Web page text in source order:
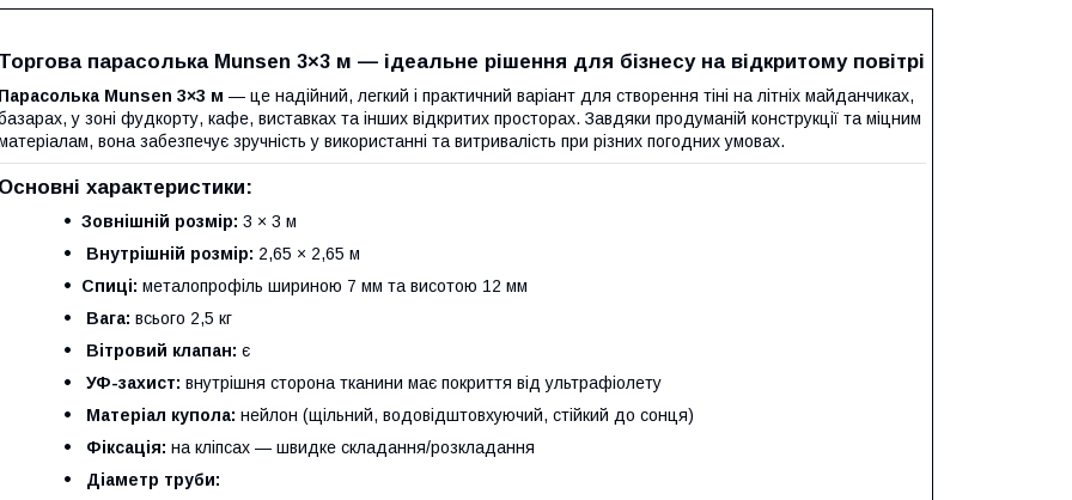
Торгова парасолька Munsen 3×3 м — ідеальне рішення для бізнесу на відкритому повітрі
Парасолька Munsen 3×3 м — це надійний, легкий і практичний варіант для створення тіні на літніх майданчиках,
у зоні фудкорту, кафе, виставках та інших відкритих просторах. Завдяки продуманій конструкції та міцним
вона забезпечує зручність у використанні та витривалість при різних погодних умовах.
Основні характеристики:
Зовнішній розмір: 3 × 3 м
Внутрішній розмір: 2,65 × 2,65 м
Спиці: металопрофіль шириною 7 мм та висотою 12 мм
Вага: всього 2,5 кг
Вітровий клапан: є
УФ-захист: внутрішня сторона тканини має покриття від ультрафіолету
Матеріал купола: нейлон (щільний, водовідштовхуючий, стійкий до сонця)
Фіксація: на кліпсах — швидке складання/розкладання
Діаметр труби: